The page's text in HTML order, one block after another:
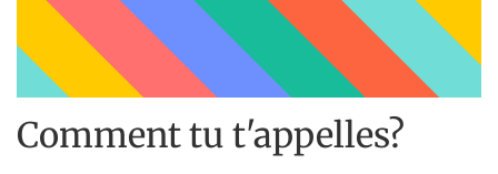
Comment tu t'appelles?